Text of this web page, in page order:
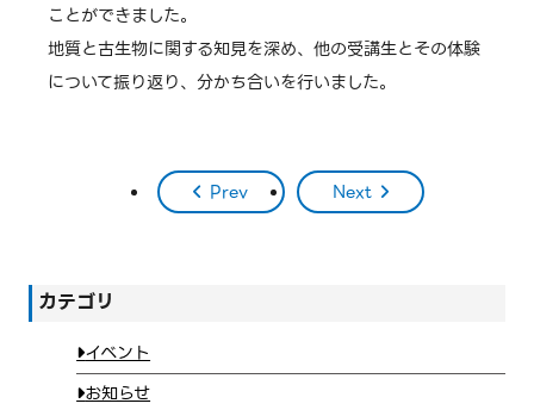
ことができました。
地質と古生物に関する知見を深め、他の受講生とその体験
について振り返り、分かち合いを行いました。
Prev Next
カテゴリ
イベント
お知らせ